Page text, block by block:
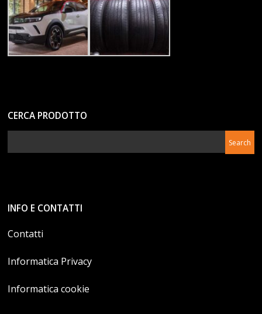
CERCA PRODOTTO
INFO E CONTATTI
Contatti
Informatica Privacy
Informatica cookie